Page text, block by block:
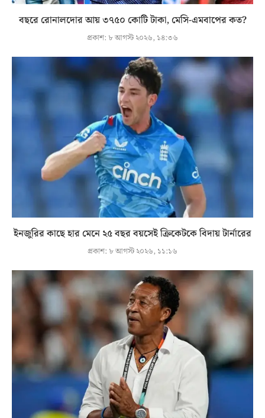
বছরে রোনালদোর আয় ৩৭৫০ কোটি টাকা, মেসি-এমবাপের কত?
প্রকাশ: ৮ আগস্ট ২০২৬, ১৪:৩৬
ইনজুরির কাছে হার মেনে ২৫ বছর বয়সেই ক্রিকেটকে বিদায় টার্নারের
প্রকাশ: ৮ আগস্ট ২০২৬, ১১:১৬